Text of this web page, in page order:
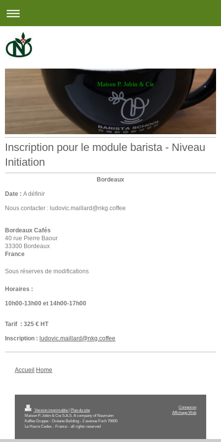
Maison P. Jobin & Cie
Inscription pour le module barista - Niveau
Initiation
Bordeaux
Date : A définir
Nous contacter : ludovic.maillard@nkg.coffee
Bordeaux Cafés
40 rue Pierre Baour
33300 Bordeaux
France
Sous réserves de modifications
Horaires :
10h00-13h00 et 14h00-17h00
Tarif : 325 € HT
Inscription : ludovic.maillard@nkg.coffee
Accueil Home
Version imprimable | Plan du site
Maison P. Jobin & Cie S.A.S. A company of Neumann
Kaffee Gruppe - Océane Building - 2 avenue Foch 76600
Le Havre Cedex - France - all rights reserved
Connexion
Affichage Web